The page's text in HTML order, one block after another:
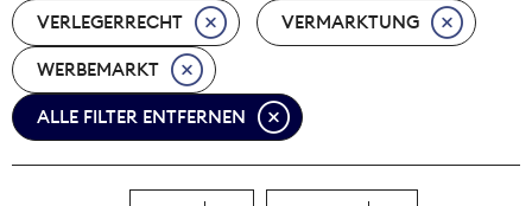
Nova Award
Pressefreiheit
Print
VERLEGERRECHT VERMARKTUNG
WERBEMARKT
ALLE FILTER ENTFERNEN